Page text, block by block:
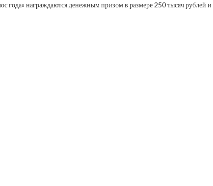
года» награждаются денежным призом в размере 250 тысяч рублей и